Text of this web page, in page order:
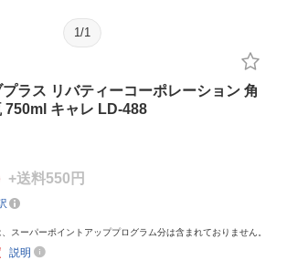
1 /1
ラス リバティーコーポレーション 角
750ml キャレ LD-488
+送料550円
、スーパーポイントアッププログラム分は含まれておりません。
説明